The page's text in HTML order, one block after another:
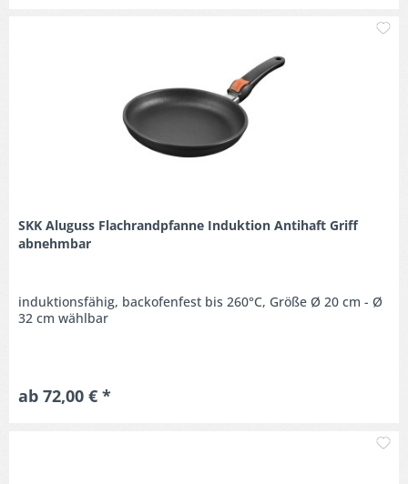
SKK Aluguss Flachrandpfanne Induktion Antihaft Griff
abnehmbar
induktionsfähig, backofenfest bis 260°C, Größe Ø 20 cm - Ø
32 cm wählbar
ab 72,00 € *